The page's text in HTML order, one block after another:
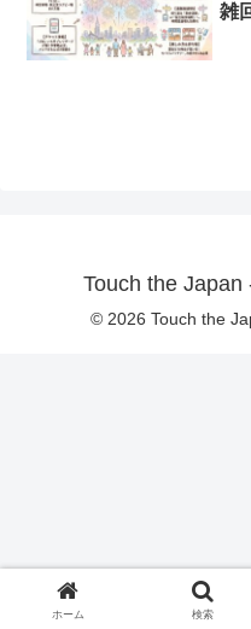
雑
Touch the Japan
© 2026 Touch the
ホーム 検索